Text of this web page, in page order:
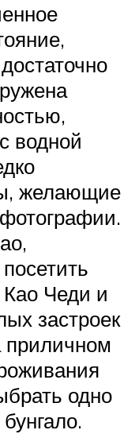
водной
желающие
Чеди и
застроек
приличном
одно